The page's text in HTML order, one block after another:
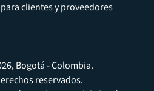
clientes y proveedores
Bogotá - Colombia.
reservados.